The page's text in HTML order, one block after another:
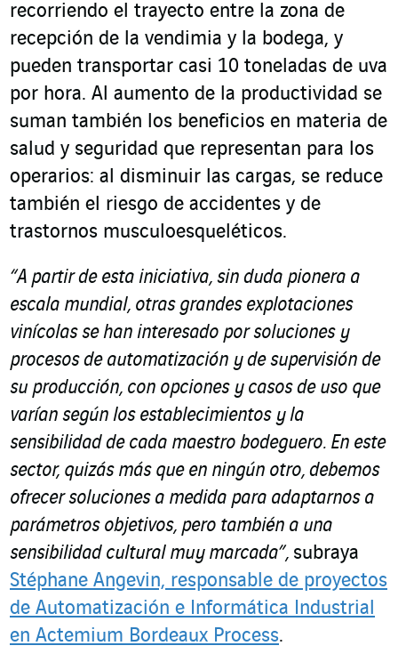
recorriendo el trayecto entre la zona de
recepción de la vendimia y la bodega, y
pueden transportar casi 10 toneladas de uva
por hora. Al aumento de la productividad se
suman también los beneficios en materia de
salud y seguridad que representan para los
operarios: al disminuir las cargas, se reduce
también el riesgo de accidentes y de
trastornos musculoesqueléticos.
“A partir de esta iniciativa, sin duda pionera a
escala mundial, otras grandes explotaciones
vinícolas se han interesado por soluciones y
procesos de automatización y de supervisión de
su producción, con opciones y casos de uso que
varían según los establecimientos y la
sensibilidad de cada maestro bodeguero. En este
sector, quizás más que en ningún otro, debemos
ofrecer soluciones a medida para adaptarnos a
parámetros objetivos, pero también a una
sensibilidad cultural muy marcada”, subraya
Stéphane Angevin, responsable de proyectos
de Automatización e Informática Industrial
en Actemium Bordeaux Process.